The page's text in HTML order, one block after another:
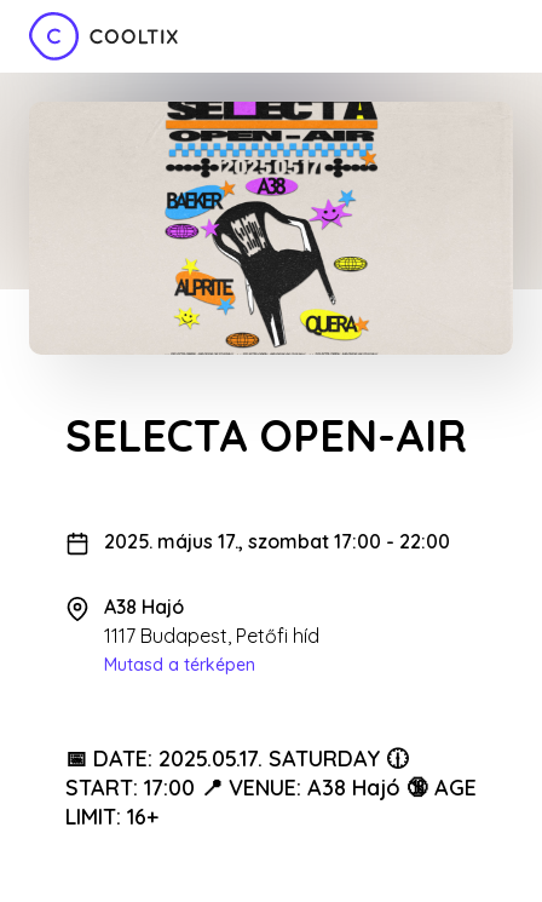
SELECTA OPEN-AIR
2025. május 17., szombat 17:00 - 22:00
A38 Hajó
1117 Budapest, Petőfi híd
Mutasd a térképen
📅 DATE: 2025.05.17. SATURDAY 🕧
START: 17:00 📍 VENUE: A38 Hajó 🔞 AGE
LIMIT: 16+